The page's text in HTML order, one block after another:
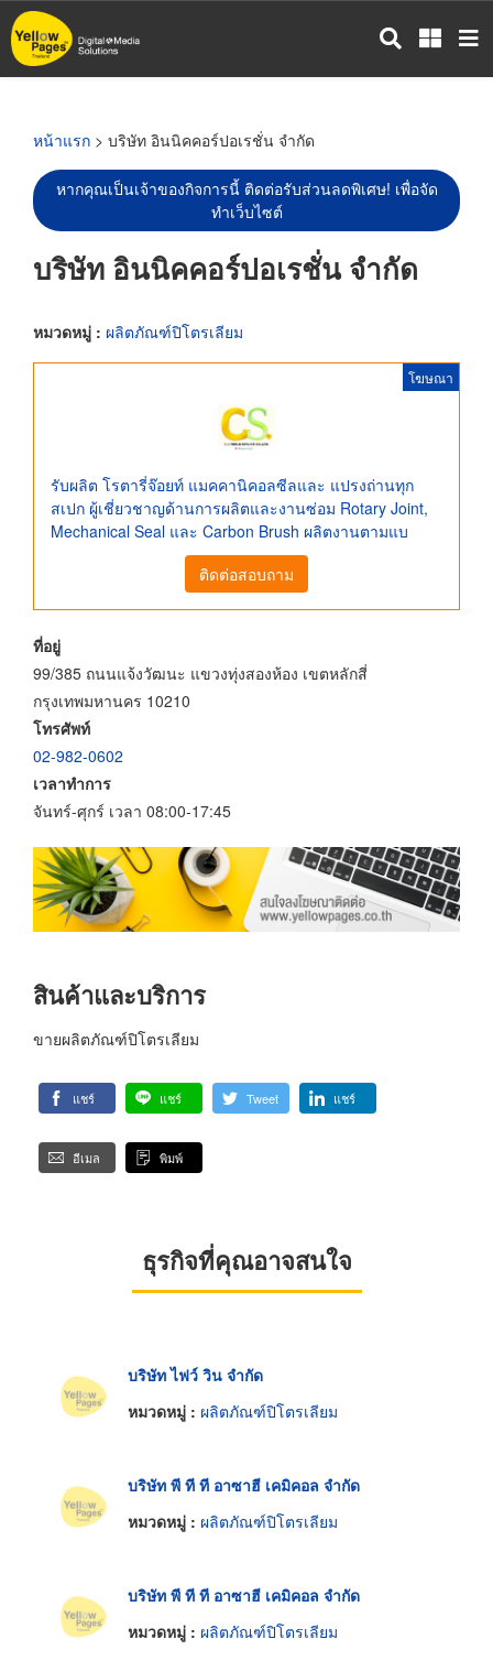
ข้าม
ไป
หน้าแรก > บริษัท อินนิคคอร์ปอเรชั่น จำกัด
หากคุณเป็นเจ้าของกิจการนี้ ติดต่อรับส่วนลดพิเศษ! เพื่อจัด
ทำเว็บไซต์
บริษัท อินนิคคอร์ปอเรชั่น จำกัด
หมวดหมู่ : ผลิตภัณฑ์ปิโตรเลียม
โฆษณา
รับผลิต โรตารี่จ๊อยท์ แมคคานิคอลซีลและ แปรงถ่านทุก
สเปก ผู้เชี่ยวชาญด้านการผลิตและงานซ่อม Rotary Joint,
Mechanical Seal และ Carbon Brush ผลิตงานตามแบ
ติดต่อสอบถาม
ที่อยู่
99/385 ถนนแจ้งวัฒนะ แขวงทุ่งสองห้อง เขตหลักสี่
กรุงเทพมหานคร 10210
โทรศัพท์
02-982-0602
เวลาทำการ
จันทร์-ศุกร์ เวลา 08:00-17:45
สินค้าและบริการ
ขายผลิตภัณฑ์ปิโตรเลียม
แชร์ แชร์ Tweet แชร์
อีเมล พิมพ์
ธุรกิจที่คุณอาจสนใจ
บริษัท ไฟว์ วิน จำกัด
หมวดหมู่ : ผลิตภัณฑ์ปิโตรเลียม
บริษัท พี ที ที อาซาฮี เคมิคอล จำกัด
หมวดหมู่ : ผลิตภัณฑ์ปิโตรเลียม
บริษัท พี ที ที อาซาฮี เคมิคอล จำกัด
หมวดหมู่ : ผลิตภัณฑ์ปิโตรเลียม